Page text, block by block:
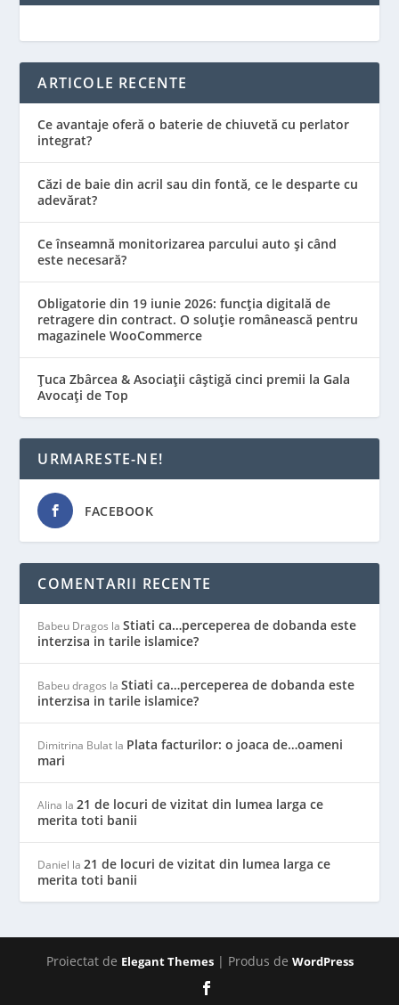
ARTICOLE RECENTE
Ce avantaje oferă o baterie de chiuvetă cu perlator
integrat?
Căzi de baie din acril sau din fontă, ce le desparte cu
adevărat?
Ce înseamnă monitorizarea parcului auto și când
este necesară?
Obligatorie din 19 iunie 2026: funcția digitală de
retragere din contract. O soluție românească pentru
magazinele WooCommerce
Țuca Zbârcea & Asociații câștigă cinci premii la Gala
Avocați de Top
URMARESTE-NE!
FACEBOOK
COMENTARII RECENTE
Babeu Dragos laStiati ca…perceperea de dobanda este
interzisa in tarile islamice?
Babeu dragos laStiati ca…perceperea de dobanda este
interzisa in tarile islamice?
Dimitrina Bulat la Plata facturilor: o joaca de…oameni
mari
Alina la21 de locuri de vizitat din lumea larga ce
merita toti banii
Daniel la21 de locuri de vizitat din lumea larga ce
merita toti banii
Proiectat de Elegant Themes| Produs de WordPress